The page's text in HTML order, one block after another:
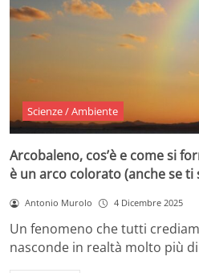
Scienze / Ambiente
Arcobaleno, cos’è e come si
è un arco colorato (anche se ti
Antonio Murolo 4 Dicembre 2025
Un fenomeno che tutti
nasconde in realtà molto più